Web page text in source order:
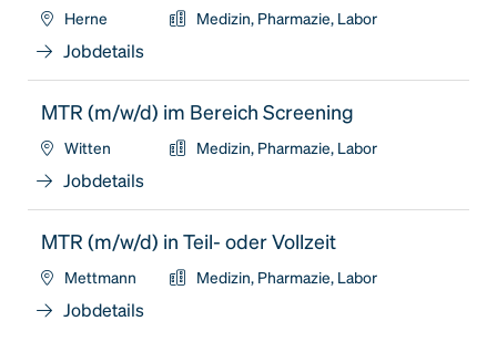
Herne Medizin, Pharmazie, Labor
Jobdetails
MTR (m/w/d) im Bereich Screening
Witten Medizin, Pharmazie, Labor
Jobdetails
MTR (m/w/d) in Teil- oder Vollzeit
Mettmann Medizin, Pharmazie, Labor
Jobdetails